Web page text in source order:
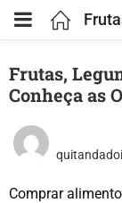
Frutas,
Conheça as
Comprar